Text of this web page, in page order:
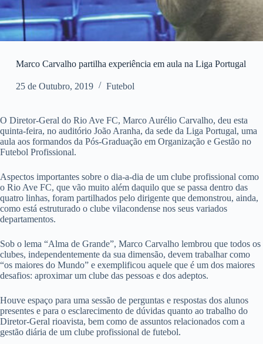
Marco Carvalho partilha experiência em aula na Liga Portugal
25 de Outubro, 2019 Futebol
O Diretor-Geral do Rio Ave FC, Marco Aurélio Carvalho, deu esta
quinta-feira, no auditório João Aranha, da sede da Liga Portugal, uma
aula aos formandos da Pós-Graduação em Organização e Gestão no
Futebol Profissional.
Aspectos importantes sobre o dia-a-dia de um clube profissional como
o Rio Ave FC, que vão muito além daquilo que se passa dentro das
quatro linhas, foram partilhados pelo dirigente que demonstrou, ainda,
como está estruturado o clube vilacondense nos seus variados
departamentos.
Sob o lema “Alma de Grande”, Marco Carvalho lembrou que todos os
clubes, independentemente da sua dimensão, devem trabalhar como
“os maiores do Mundo” e exemplificou aquele que é um dos maiores
desafios: aproximar um clube das pessoas e dos adeptos.
Houve espaço para uma sessão de perguntas e respostas dos alunos
presentes e para o esclarecimento de dúvidas quanto ao trabalho do
Diretor-Geral rioavista, bem como de assuntos relacionados com a
gestão diária de um clube profissional de futebol.